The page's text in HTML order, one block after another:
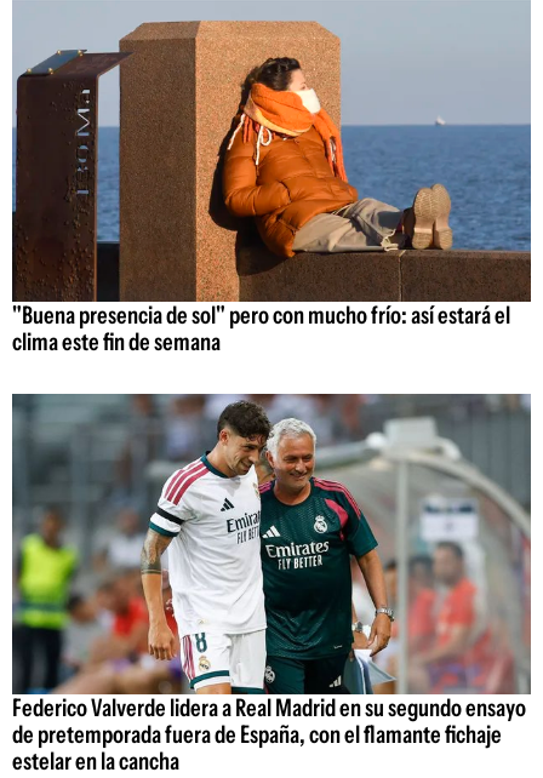
"Buena presencia de sol" pero con mucho frío: así estará el
clima este fin de semana
Federico Valverde lidera a Real Madrid en su segundo ensayo
de pretemporada fuera de España, con el flamante fichaje
estelar en la cancha